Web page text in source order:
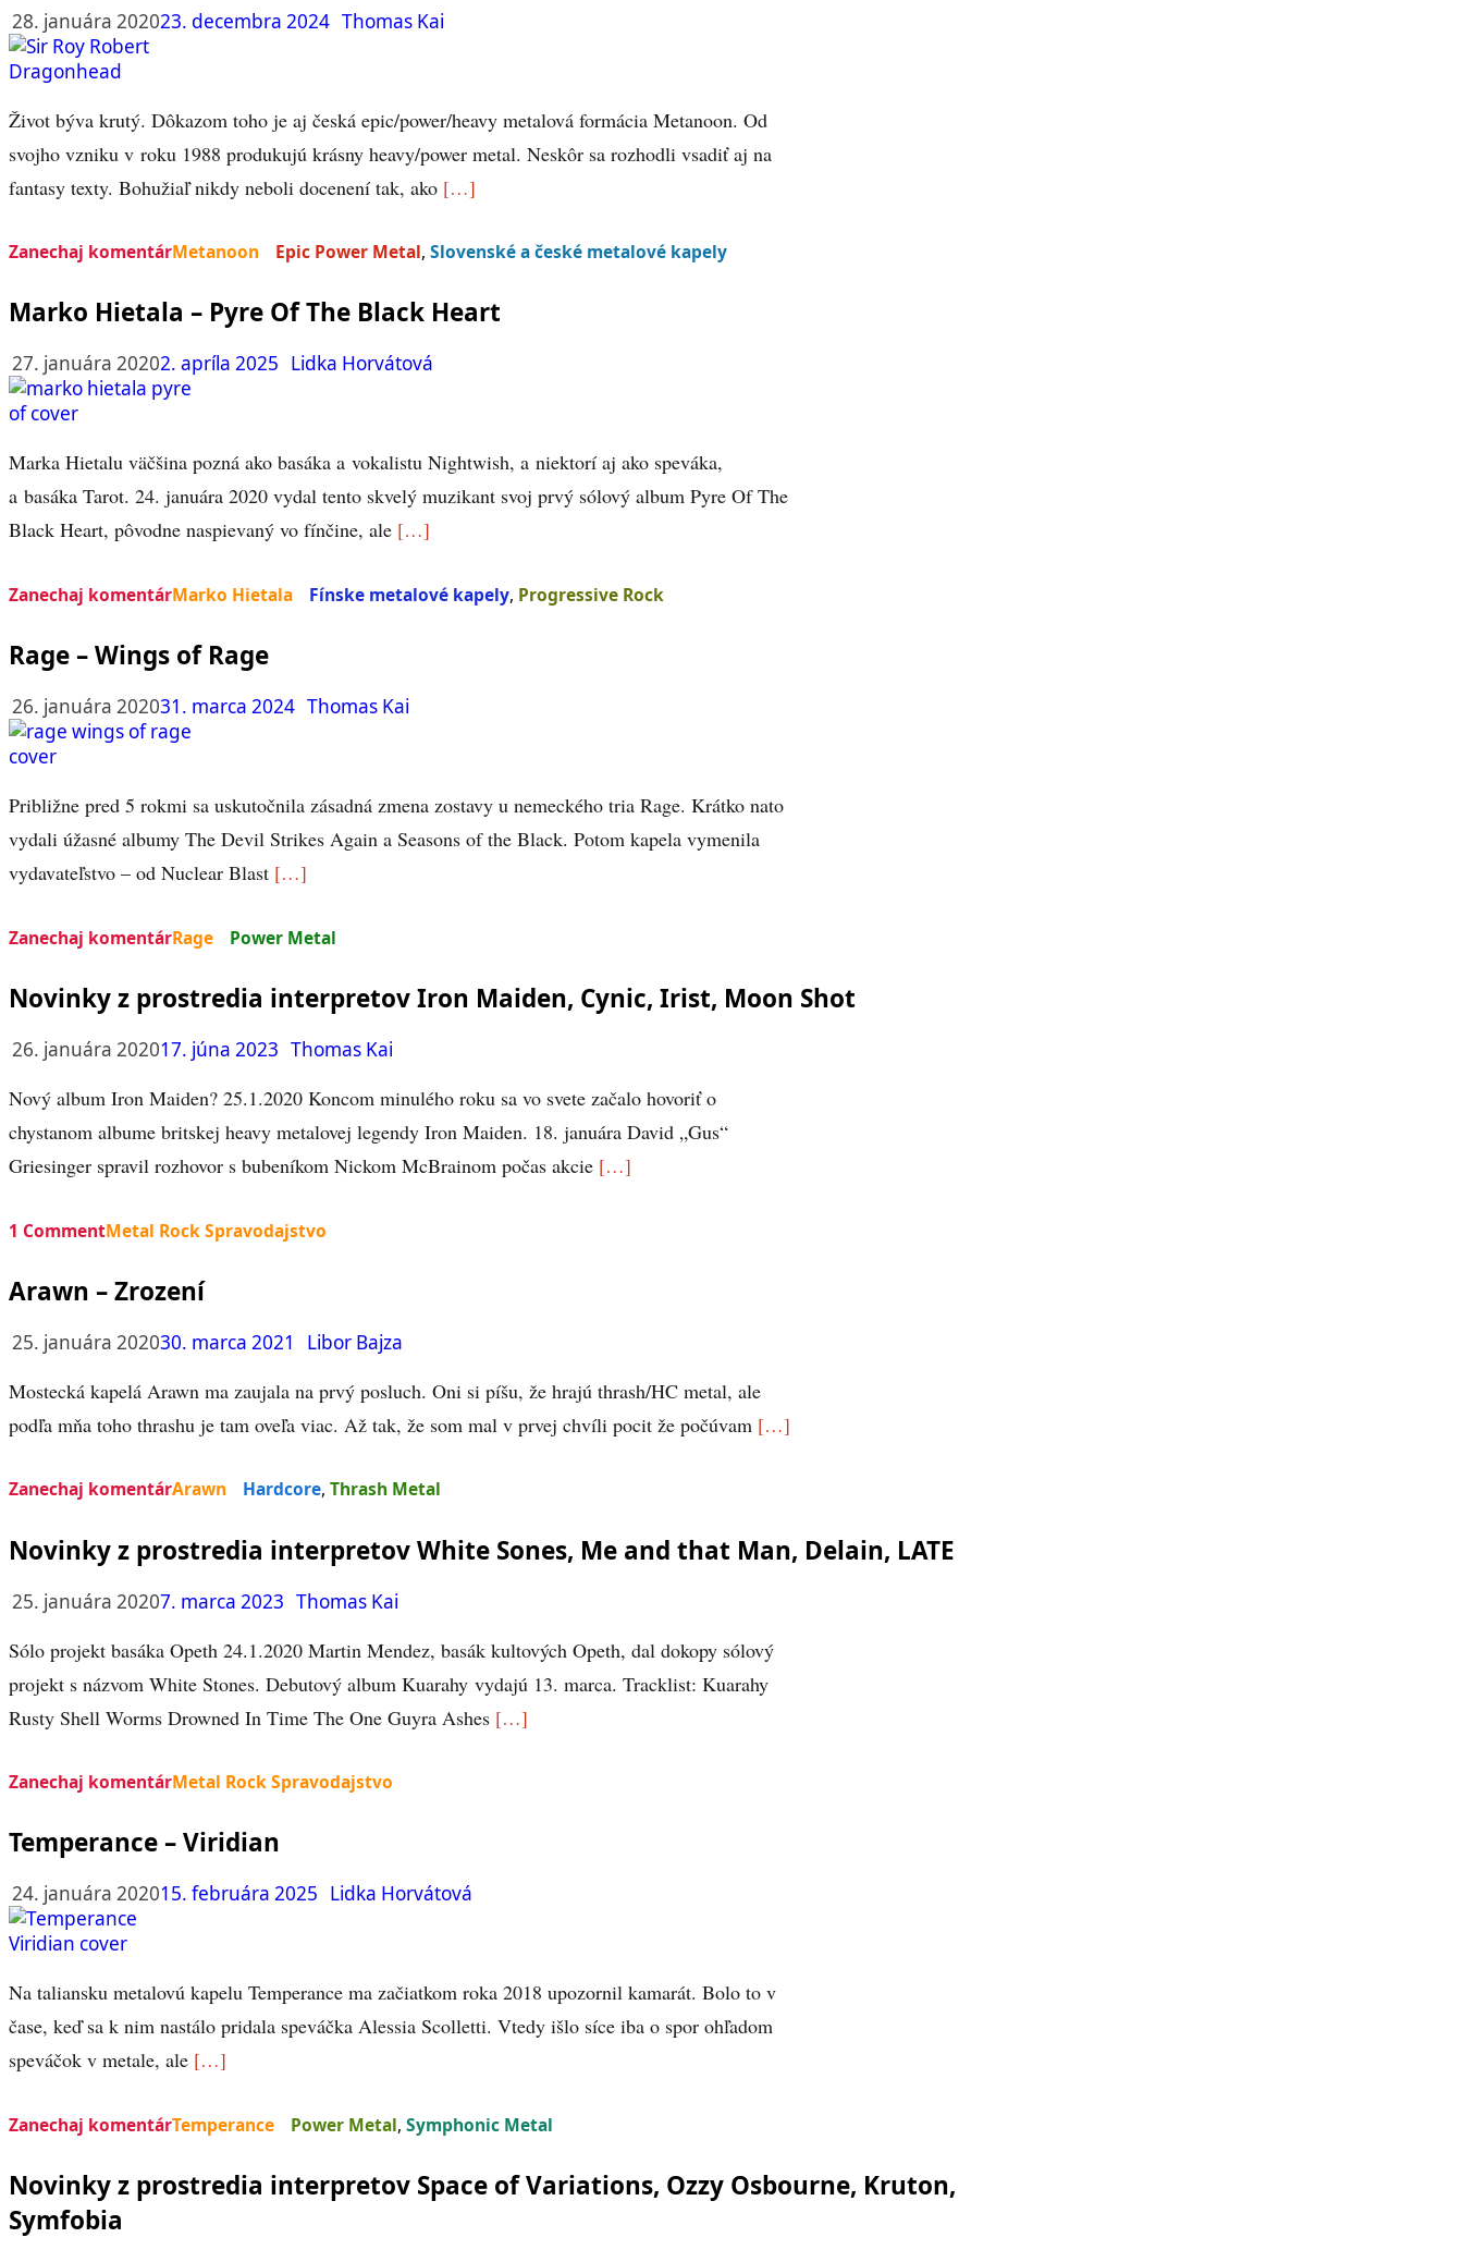
28. januára 202023. decembra 2024 Thomas Kai
Život býva krutý. Dôkazom toho je aj česká epic/power/heavy metalová formácia Metanoon. Od
svojho vzniku v roku 1988 produkujú krásny heavy/power metal. Neskôr sa rozhodli vsadiť aj na
fantasy texty. Bohužiaľ nikdy neboli docenení tak, ako […]
Zanechaj komentárMetanoon Epic Power Metal, Slovenské a české metalové kapely
Marko Hietala – Pyre Of The Black Heart
27. januára 20202. apríla 2025 Lidka Horvátová
Marka Hietalu väčšina pozná ako basáka a vokalistu Nightwish, a niektorí aj ako speváka,
a basáka Tarot. 24. januára 2020 vydal tento skvelý muzikant svoj prvý sólový album Pyre Of The
Black Heart, pôvodne naspievaný vo fínčine, ale […]
Zanechaj komentárMarko Hietala Fínske metalové kapely, Progressive Rock
Rage – Wings of Rage
26. januára 202031. marca 2024 Thomas Kai
Približne pred 5 rokmi sa uskutočnila zásadná zmena zostavy u nemeckého tria Rage. Krátko nato
vydali úžasné albumy The Devil Strikes Again a Seasons of the Black. Potom kapela vymenila
vydavateľstvo – od Nuclear Blast […]
Zanechaj komentárRage Power Metal
Novinky z prostredia interpretov Iron Maiden, Cynic, Irist, Moon Shot
26. januára 202017. júna 2023 Thomas Kai
Nový album Iron Maiden? 25.1.2020 Koncom minulého roku sa vo svete začalo hovoriť o
chystanom albume britskej heavy metalovej legendy Iron Maiden. 18. januára David „Gus“
Griesinger spravil rozhovor s bubeníkom Nickom McBrainom počas akcie […]
1 CommentMetal Rock Spravodajstvo
Arawn – Zrození
25. januára 202030. marca 2021 Libor Bajza
Mostecká kapelá Arawn ma zaujala na prvý posluch. Oni si píšu, že hrajú thrash/HC metal, ale
podľa mňa toho thrashu je tam oveľa viac. Až tak, že som mal v prvej chvíli pocit že počúvam […]
Zanechaj komentárArawn Hardcore, Thrash Metal
Novinky z prostredia interpretov White Sones, Me and that Man, Delain, LATE
25. januára 20207. marca 2023 Thomas Kai
Sólo projekt basáka Opeth 24.1.2020 Martin Mendez, basák kultových Opeth, dal dokopy sólový
projekt s názvom White Stones. Debutový album Kuarahy vydajú 13. marca. Tracklist: Kuarahy
Rusty Shell Worms Drowned In Time The One Guyra Ashes […]
Zanechaj komentárMetal Rock Spravodajstvo
Temperance – Viridian
24. januára 202015. februára 2025 Lidka Horvátová
Na taliansku metalovú kapelu Temperance ma začiatkom roka 2018 upozornil kamarát. Bolo to v
čase, keď sa k nim nastálo pridala speváčka Alessia Scolletti. Vtedy išlo síce iba o spor ohľadom
speváčok v metale, ale […]
Zanechaj komentárTemperance Power Metal, Symphonic Metal
Novinky z prostredia interpretov Space of Variations, Ozzy Osbourne, Kruton,
Symfobia